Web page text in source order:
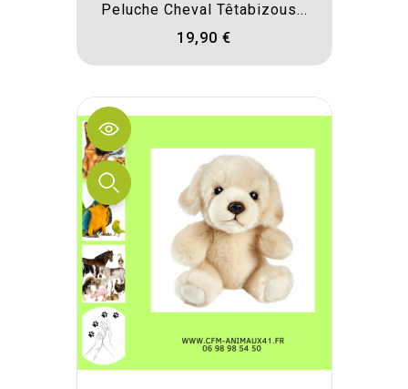
Peluche Cheval Têtabizous...
19,90 €